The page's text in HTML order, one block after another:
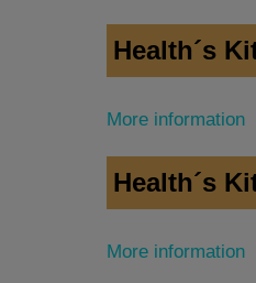
Health´s
More information
Health´s
More information